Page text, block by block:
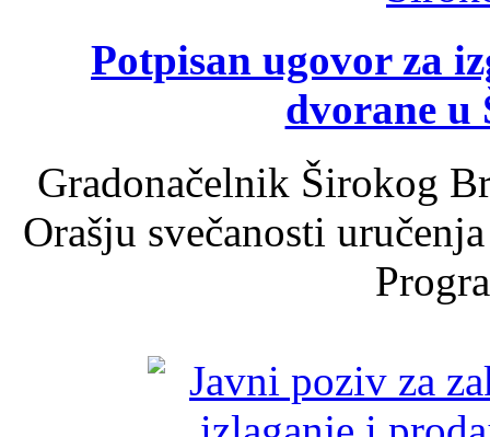
Potpisan ugovor za
dvorane u
Gradonačelnik Širokog
Orašju svečanosti